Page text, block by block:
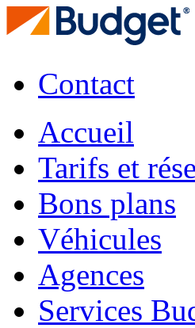
Contact
Accueil
Tarifs et
Bons plans
Véhicules
Agences
Services